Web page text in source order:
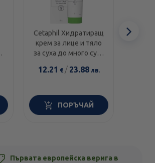
Cetaphil Хидратиращ
крем за лице и тяло
за суха до много суха
100г
12.21 € / 23.88лв.
ПОРЪЧАЙ
Първата европейска верига в